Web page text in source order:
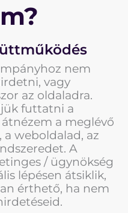
nem
vagy
az oldaladra.
futtatni a
a meglévő
weboldalad, az
A
/ ügynökség
lépésen átsiklik,
érthető, ha nem